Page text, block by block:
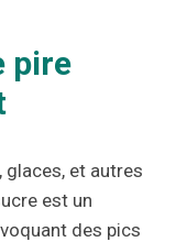
pire
et autres
est un
des pics